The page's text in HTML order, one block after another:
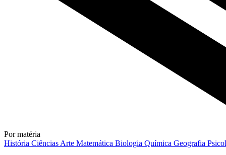
Por matéria
História Ciências Arte Matemática Biologia Química Geografia